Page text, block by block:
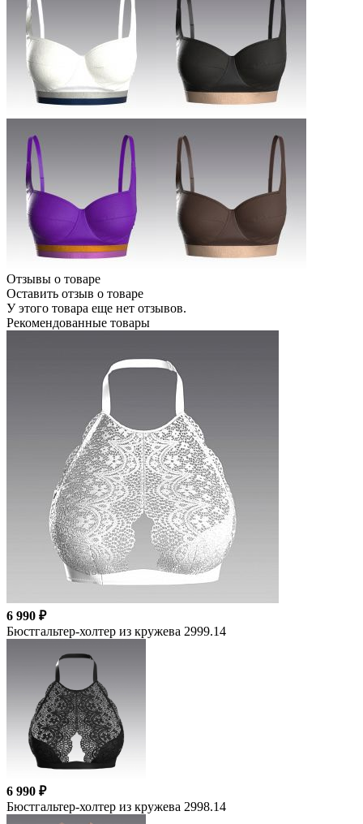
Отзывы о товаре
Оставить отзыв о товаре
У этого товара еще нет отзывов.
Рекомендованные товары
6 990 ₽
Бюстгальтер-холтер из кружева 2999.14
6 990 ₽
Бюстгальтер-холтер из кружева 2998.14